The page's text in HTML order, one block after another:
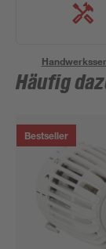
Häufig
Bestseller